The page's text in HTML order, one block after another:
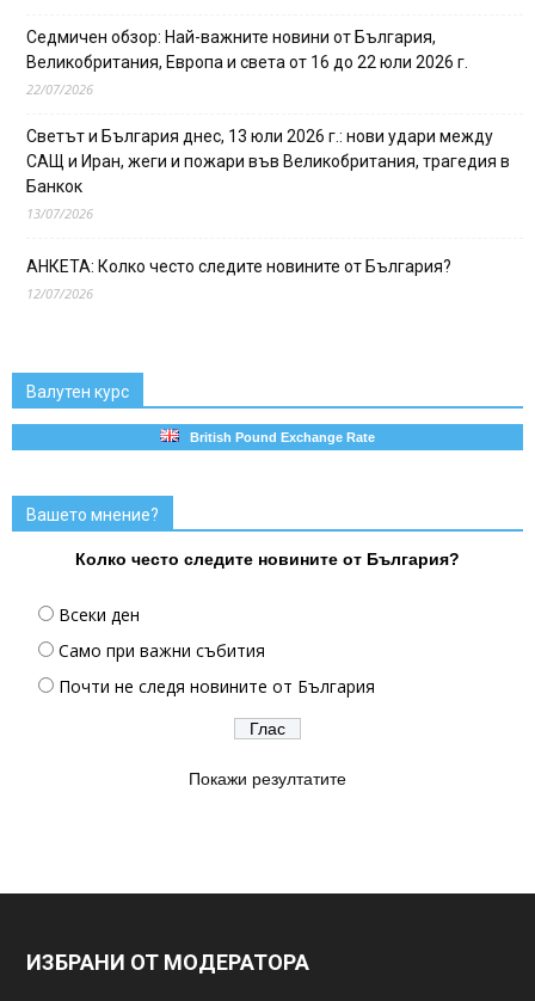
Седмичен обзор: Най-важните новини от България,
Великобритания, Европа и света от 16 до 22 юли 2026 г.
22/07/2026
Светът и България днес, 13 юли 2026 г.: нови удари между
САЩ и Иран, жеги и пожари във Великобритания, трагедия в
Банкок
13/07/2026
АНКЕТА: Колко често следите новините от България?
12/07/2026
Валутен курс
British Pound Exchange Rate
Вашето мнение?
Колко често следите новините от България?
Всеки ден
Само при важни събития
Почти не следя новините от България
Покажи резултатите
ИЗБРАНИ ОТ МОДЕРАТОРА